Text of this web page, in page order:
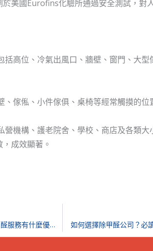
美國Eurofins化驗所通過安全測試，對
括高位、冷氣出風口、牆壁、窗門、大
傢俬、小件傢俱、桌椅等經常觸摸的位
機構、護老院舍、學校、商店及各類
成效顯著。
為什麼你需要除甲醛服務？韓管家的除甲醛服務有什麼優勢？
如何選擇除甲醛公司？必